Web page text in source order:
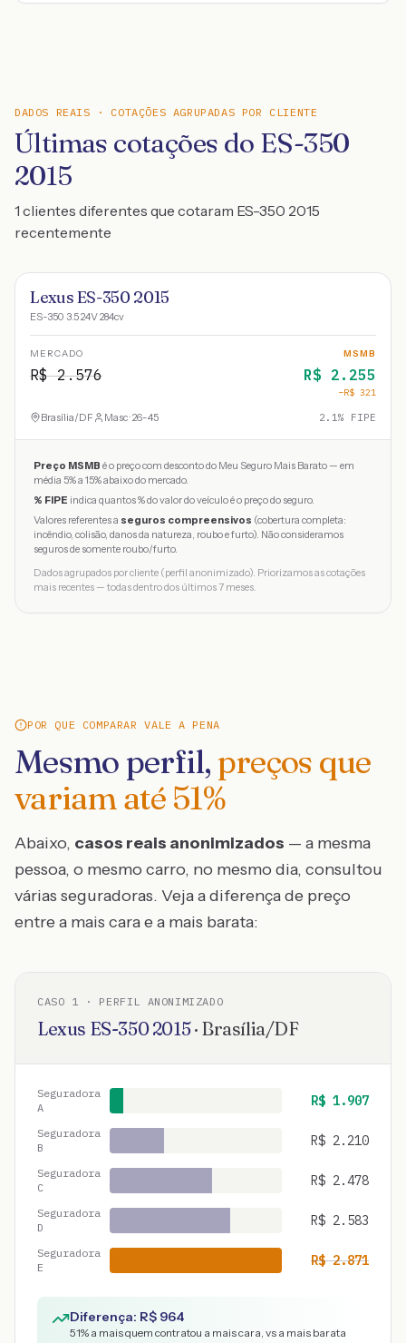
DADOS REAIS · COTAÇÕES AGRUPADAS POR CLIENTE
Últimas cotações do ES-350
2015
1 clientes diferentes que cotaram ES-350 2015
recentemente
Lexus ES-350 2015
ES-350 3.5 24V 284cv
MERCADO
R$2.576
MSMB
R$ 2.255
−R$ 321
Brasília/DF Masc · 26-45 2.1% FIPE
Preço MSMB é o preço com desconto do Meu Seguro Mais Barato — em
média 5% a 15% abaixo do mercado.
% FIPE indica quantos % do valor do veículo é o preço do seguro.
Valores referentes a seguros compreensivos (cobertura completa:
incêndio, colisão, danos da natureza, roubo e furto). Não consideramos
seguros de somente roubo/furto.
Dados agrupados por cliente (perfil anonimizado). Priorizamos as cotações
mais recentes — todas dentro dos últimos 7 meses.
POR QUE COMPARAR VALE A PENA
Mesmo perfil, preços que
variam até 51%
Abaixo, casos reais anonimizados — a mesma
pessoa, o mesmo carro, no mesmo dia, consultou
várias seguradoras. Veja a diferença de preço
entre a mais cara e a mais barata:
CASO 1 · PERFIL ANONIMIZADO
Lexus ES-3502015· Brasília/DF
Seguradora
A
R$ 1.907
Seguradora
B
R$ 2.210
Seguradora
C
R$ 2.478
Seguradora
D
R$ 2.583
Seguradora
E
R$2.871
Diferença: R$ 964
51% a mais quem contratou a mais cara, vs a mais barata